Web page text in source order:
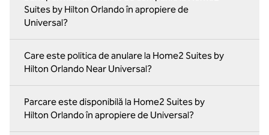
Suites by Hilton Orlando în apropiere de
Universal?
Care este politica de anulare la Home2 Suites by
Hilton Orlando Near Universal?
Parcare este disponibilă la Home2 Suites by
Hilton Orlando în apropiere de Universal?